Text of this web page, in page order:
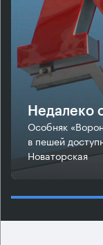
Недалеко
Особняк
в пешей
Новаторская